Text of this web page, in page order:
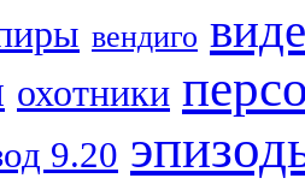
вендиго
охотники
9.20